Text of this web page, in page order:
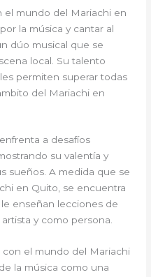
el mundo del Mariachi en
la música y cantar al
dúo musical que se
local. Su talento
permiten superar todas
del Mariachi en
a desafíos
su valentía y
sueños. A medida que se
en Quito, se encuentra
enseñan lecciones de
y como persona.
con el mundo del Mariachi
la música como una